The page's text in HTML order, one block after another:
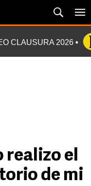
CLAUSURA 2026
realizo el
de mi